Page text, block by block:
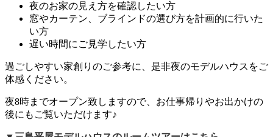
夜のお家の見え方を確認したい方
窓やカーテン、ブラインドの選び方を計画的に行いた
い方
遅い時間にご見学したい方
過ごしやすい家創りのご参考に、是非夜のモデルハウスをご
体感ください。
夜8時までオープン致しますので、お仕事帰りやお出かけの
後にもご覧いただけます♪